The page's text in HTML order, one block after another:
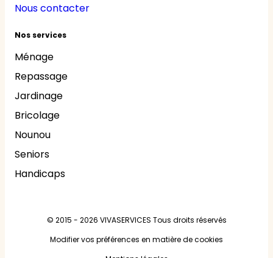
Nous contacter
Nos services
Ménage
Repassage
Jardinage
Bricolage
Nounou
Seniors
Handicaps
© 2015 - 2026 VIVASERVICES Tous droits réservés
Modifier vos préférences en matière de cookies